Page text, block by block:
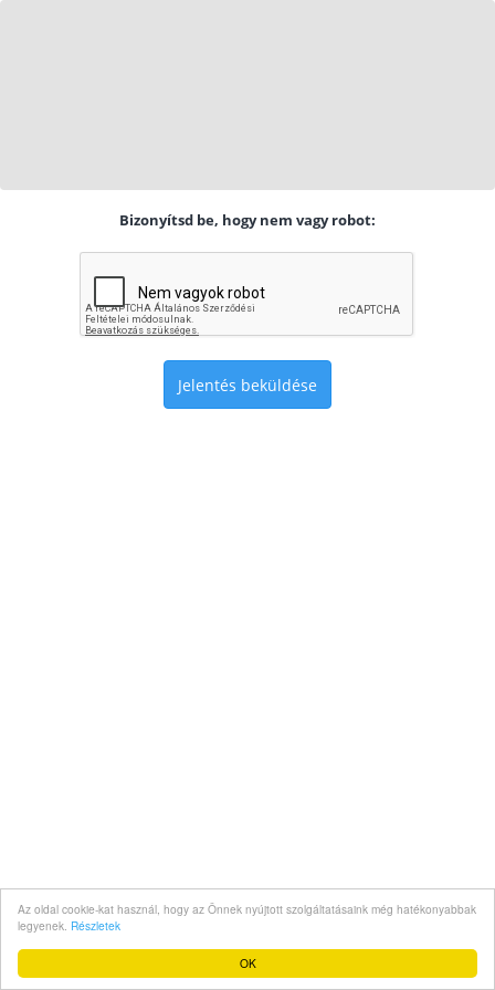
OK
Az oldal cookie-kat használ, hogy az Önnek nyújtott szolgáltatásaink még hatékonyabbak
legyenek. Részletek
Bizonyítsd be, hogy nem vagy robot:
Jelentés beküldése